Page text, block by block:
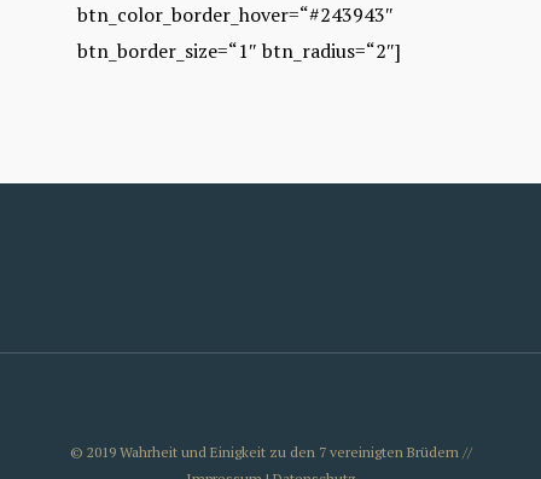
btn_color_border_hover=“#243943″
btn_border_size=“1″ btn_radius=“2″]
© 2019 Wahrheit und Einigkeit zu den 7 vereinigten Brüdern //